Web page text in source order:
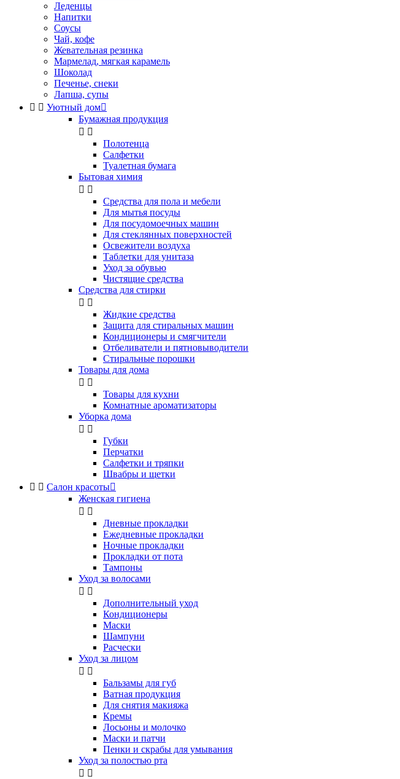
Леденцы
Напитки
Соусы
Чай, кофе
Жевательная резинка
Мармелад, мягкая карамель
Шоколад
Печенье, снеки
Лапша, супы
  Уютный дом
Бумажная продукция
 
Полотенца
Салфетки
Туалетная бумага
Бытовая химия
 
Cредства для пола и мебели
Для мытья посуды
Для посудомоечных машин
Для стеклянных поверхностей
Освежители воздуха
Таблетки для унитаза
Уход за обувью
Чистящие средства
Средства для стирки
 
Жидкие средства
Защита для стиральных машин
Кондиционеры и смягчители
Отбеливатели и пятновыводители
Стиральные порошки
Товары для дома
 
Товары для кухни
Комнатные ароматизаторы
Уборка дома
 
Губки
Перчатки
Салфетки и тряпки
Швабры и щетки
  Салон красоты
Женская гигиена
 
Дневные прокладки
Ежедневные прокладки
Ночные прокладки
Прокладки от пота
Тампоны
Уход за волосами
 
Дополнительный уход
Кондиционеры
Маски
Шампуни
Расчески
Уход за лицом
 
Бальзамы для губ
Ватная продукция
Для снятия макияжа
Кремы
Лосьоны и молочко
Маски и патчи
Пенки и скрабы для умывания
Уход за полостью рта
 